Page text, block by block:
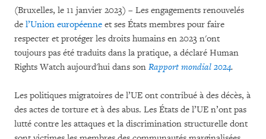
(Bruxelles, le 11 janvier 2023) – Les engagements renouvelés
de l’Union européenne et ses États membres pour faire
respecter et protéger les droits humains en 2023 n'ont
toujours pas été traduits dans la pratique, a déclaré Human
Rights Watch aujourd'hui dans son Rapport mondial 2024.
Les politiques migratoires de l’UE ont contribué à des décès, à
des actes de torture et à des abus. Les États de l’UE n’ont pas
lutté contre les attaques et la discrimination structurelle dont